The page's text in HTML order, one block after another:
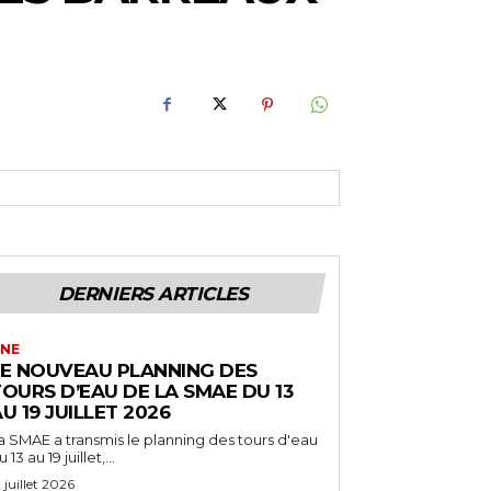
DERNIERS ARTICLES
NOUVEAU PLANNING DES
D’EAU DE LA SMAE DU 13
19 JUILLET 2026
SMAE a transmis le planning des tours d'eau
13 au 19 juillet,...
juillet 2026